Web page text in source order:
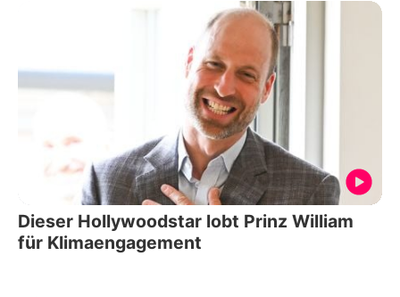
Dieser Hollywoodstar lobt Prinz William
für Klimaengagement